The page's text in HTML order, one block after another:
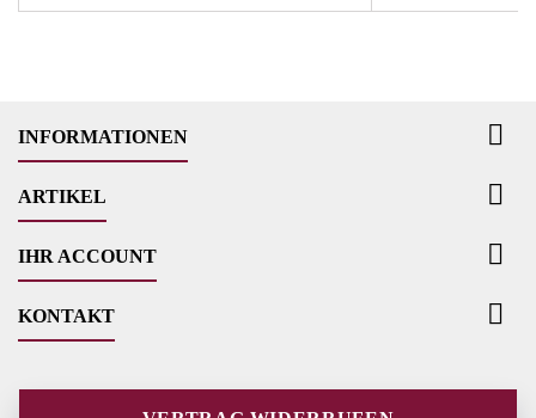
INFORMATIONEN 
ARTIKEL 
IHR ACCOUNT 
KONTAKT 